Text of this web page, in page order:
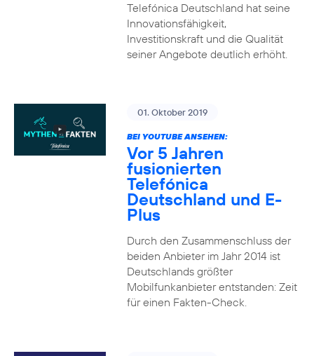
Telefónica Deutschland hat seine
Innovationsfähigkeit,
Investitionskraft und die Qualität
seiner Angebote deutlich erhöht.
01. Oktober 2019
BEI YOUTUBE ANSEHEN:
Vor 5 Jahren
fusionierten
Telefónica
Deutschland und E-
Plus
Durch den Zusammenschluss der
beiden Anbieter im Jahr 2014 ist
Deutschlands größter
Mobilfunkanbieter entstanden: Zeit
für einen Fakten-Check.